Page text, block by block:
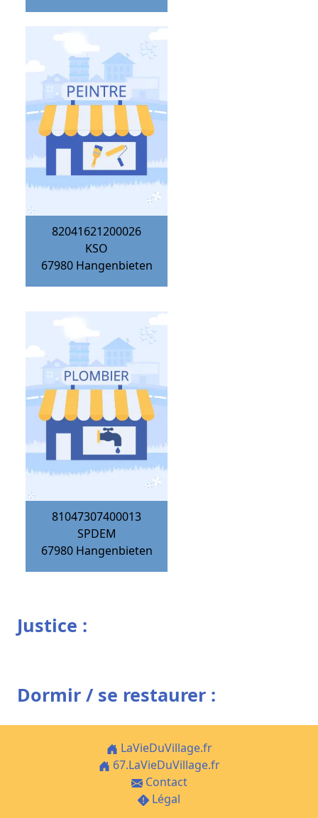
82041621200026
KSO
67980 Hangenbieten
81047307400013
SPDEM
67980 Hangenbieten
Justice :
Dormir / se restaurer :
LaVieDuVillage.fr
67.LaVieDuVillage.fr
Contact
Légal